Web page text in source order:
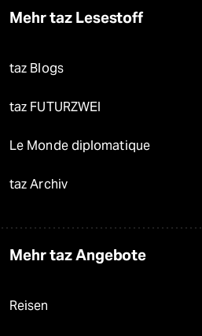
Mehr taz Lesestoff
taz Blogs
taz FUTURZWEI
Le Monde diplomatique
taz Archiv
Mehr taz Angebote
Reisen